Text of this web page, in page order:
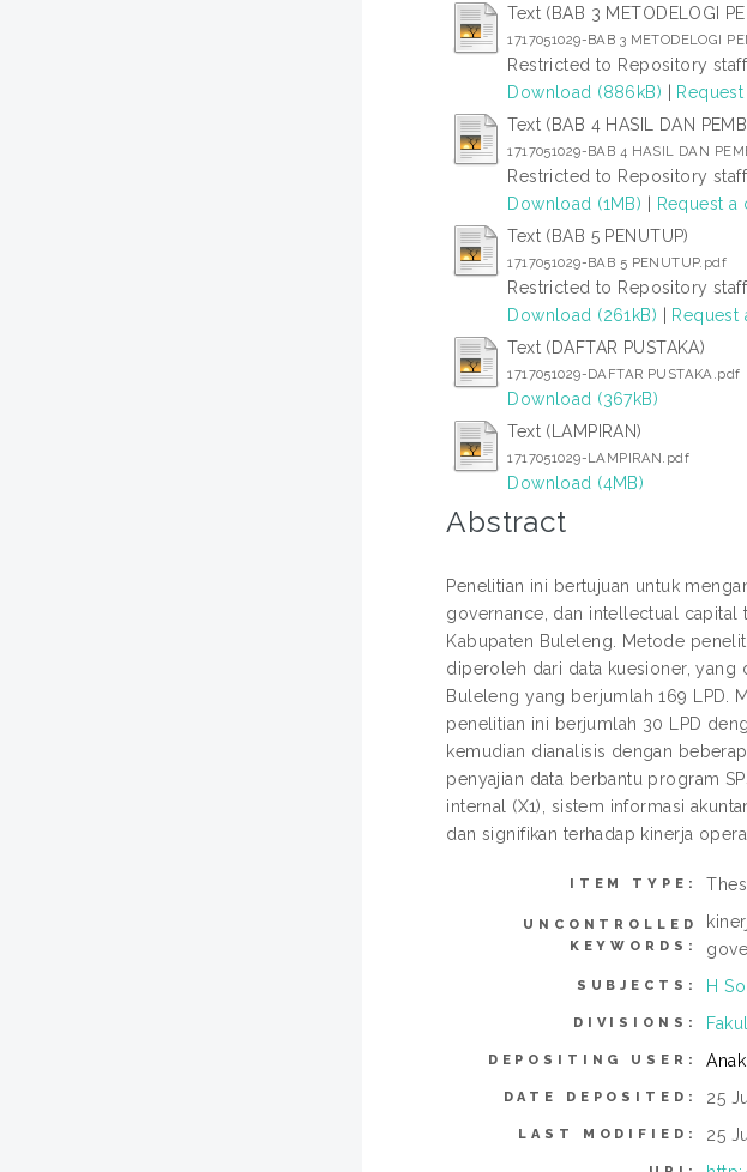
Text (BAB 3 METODELOGI
1717051029-BAB 3 METODELOGI
Restricted to Repository
Download (886kB) |
Text (BAB 4 HASIL DAN
1717051029-BAB 4 HASIL DAN
Restricted to Repository
Download (1MB) | Request a
Text (BAB 5 PENUTUP)
1717051029-BAB 5 PENUTUP.pdf
Restricted to Repository
Download (261kB) | Request
Text (DAFTAR PUSTAKA)
1717051029-DAFTAR PUSTAKA.pdf
Download (367kB)
Text (LAMPIRAN)
1717051029-LAMPIRAN.pdf
Download (4MB)
Abstract
Penelitian ini bertujuan untuk
governance, dan intellectual capital
Kabupaten Buleleng. Metode
diperoleh dari data kuesioner, yang
Buleleng yang berjumlah 169 LPD.
penelitian ini berjumlah 30 LPD
kemudian dianalisis dengan
penyajian data berbantu program
internal (X1), sistem informasi
dan signifikan terhadap kinerja
ITEM TYPE:
UNCONTROLLED
KEYWORDS:
SUBJECTS: H
DIVISIONS:
DEPOSITING USER:
DATE DEPOSITED: 25
LAST MODIFIED: 25